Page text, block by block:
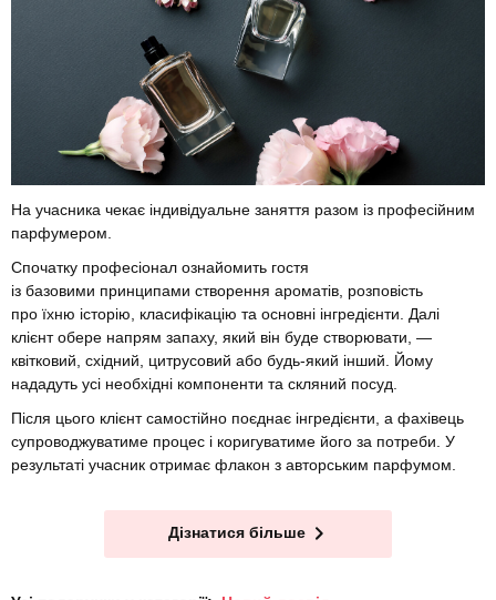
На учасника чекає індивідуальне заняття разом із професійним
парфумером.
Спочатку професіонал ознайомить гостя
із базовими принципами створення ароматів, розповість
про їхню історію, класифікацію та основні інгредієнти. Далі
клієнт обере напрям запаху, який він буде створювати, —
квітковий, східний, цитрусовий або будь-який інший. Йому
нададуть усі необхідні компоненти та скляний посуд.
Після цього клієнт самостійно поєднає інгредієнти, а фахівець
супроводжуватиме процес і коригуватиме його за потреби. У
результаті учасник отримає флакон з авторським парфумом.
Дізнатися більше